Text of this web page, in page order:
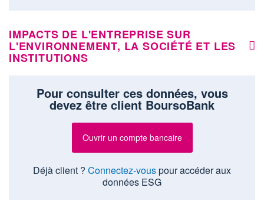
IMPACTS DE L'ENTREPRISE SUR
L'ENVIRONNEMENT, LA SOCIÉTÉ ET LES
INSTITUTIONS
Pour consulter ces données, vous
devez être client BoursoBank
Ouvrir un compte bancaire
Déjà client ? Connectez-vouspour accéder aux
données ESG